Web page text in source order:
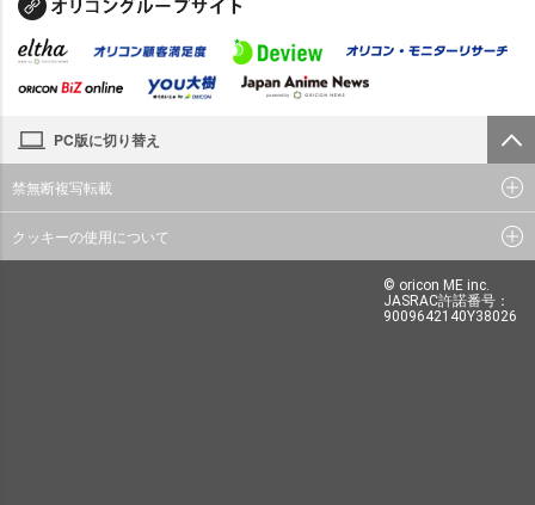
PC版に切り替え
禁無断複写転載
クッキーの使用について
© oricon ME inc.
JASRAC許諾番号：
9009642140Y38026